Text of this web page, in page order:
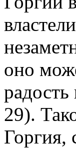
оно
29).
Горгия,